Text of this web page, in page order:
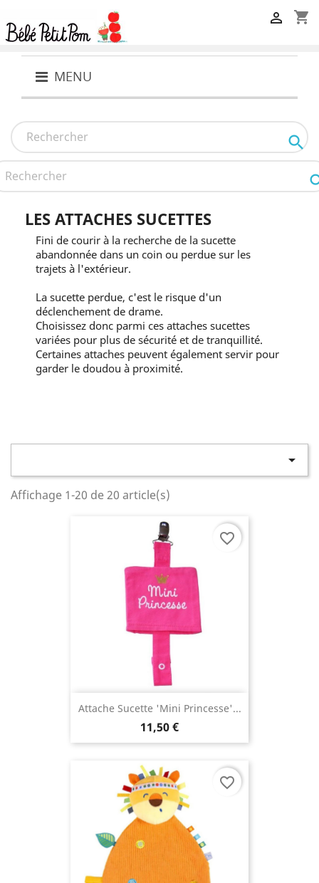
shopping_cart

MENU

LES ATTACHES SUCETTES
Fini de courir à la recherche de la sucette
abandonnée dans un coin ou perdue sur les
trajets à l'extérieur.
La sucette perdue, c'est le risque d'un
déclenchement de drame.
Choisissez donc parmi ces attaches sucettes
variées pour plus de sécurité et de tranquillité.
Certaines attaches peuvent également servir pour
garder le doudou à proximité.

Affichage 1-20 de 20 article(s)
Attache Sucette 'Mini Princesse'...
11,50 €
favorite_border
favorite_border